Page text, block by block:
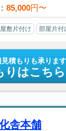
85,000円〜
敷片付け 部屋片付
積もりも承ります
りはこちら
舎本舗